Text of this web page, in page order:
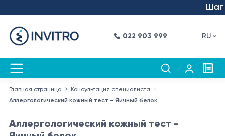
Шаг
022 903 999 RU
Главная страница
Консультация специалиста
Аллергологический кожный тест - Яичный белок
Аллергологический кожный тест -